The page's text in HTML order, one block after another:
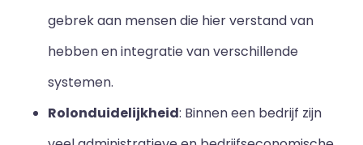
gebrek aan mensen die hier verstand van
hebben en integratie van verschillende
systemen.
Rolonduidelijkheid: Binnen een bedrijf zijn